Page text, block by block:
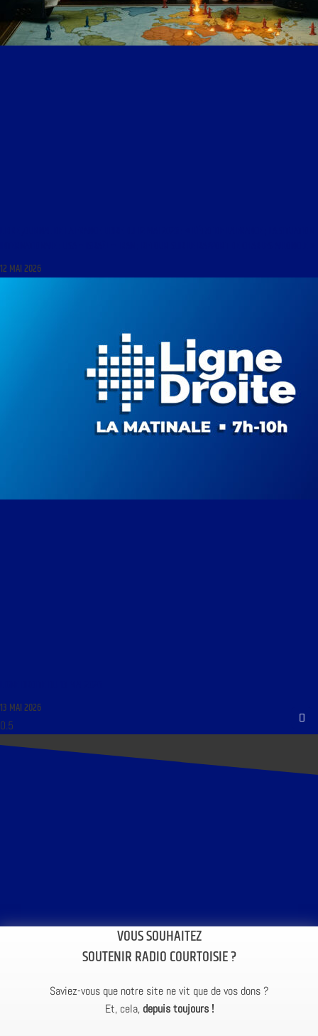
12 MAI 2026
13 MAI 2026
VOUS SOUHAITEZ
SOUTENIR RADIO COURTOISIE ?
Saviez-vous que notre site ne vit que de vos dons ?
Et, cela, depuis toujours !